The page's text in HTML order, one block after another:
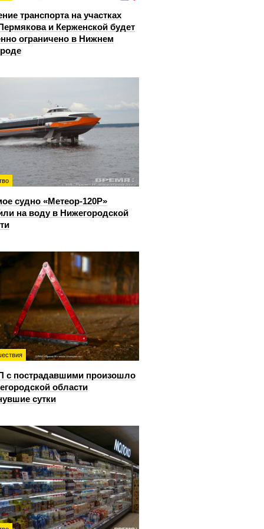
транспорта на участках
и Керженской будет
ограничено в Нижнем
судно «Метеор-120Р»
на воду в Нижегородской
с пострадавшими произошло
области
сутки